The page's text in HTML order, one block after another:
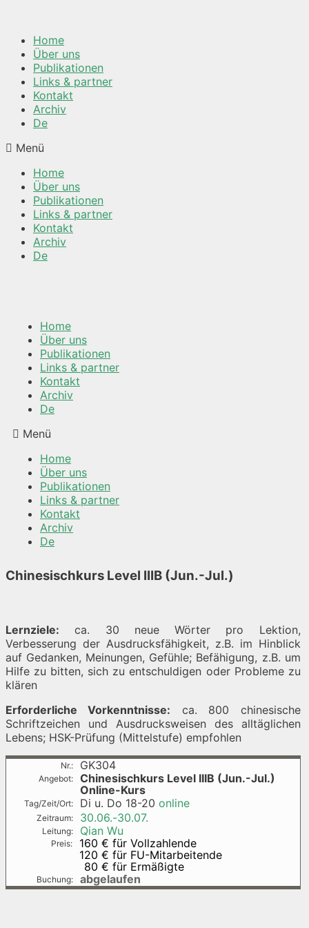
Inhalt Home
Über uns
Publikationen
Links & partner
Kontakt
Archiv
De
Menü
Home
Über uns
Publikationen
Links & partner
Kontakt
Archiv
De
Home
Über uns
Publikationen
Links & partner
Kontakt
Archiv
De
Menü
Home
Über uns
Publikationen
Links & partner
Kontakt
Archiv
De
Chinesischkurs Level IIIB (Jun.-Jul.)
Lernziele: ca. 30 neue Wörter pro Lektion,
Verbesserung der Ausdrucksfähigkeit, z.B. im Hinblick
auf Gedanken, Meinungen, Gefühle; Befähigung, z.B. um
Hilfe zu bitten, sich zu entschuldigen oder Probleme zu
klären
Erforderliche Vorkenntnisse: ca. 800 chinesische
Schriftzeichen und Ausdrucksweisen des alltäglichen
Lebens; HSK-Prüfung (Mittelstufe) empfohlen
GK304
Chinesischkurs Level IIIB (Jun.-Jul.)
Online-Kurs
Di u. Do 18-20 online
30.06.-30.07.
Qian Wu
160 € für Vollzahlende
120 € für FU-Mitarbeitende
80 € für Ermäßigte
abgelaufen